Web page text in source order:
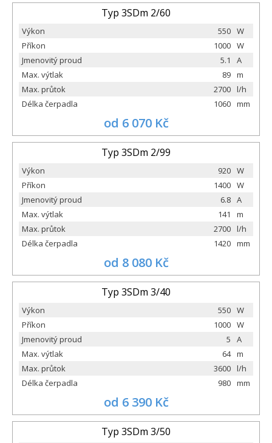
Typ 3SDm 2/60
Výkon 550 W
Příkon
1000 W
Jmenovitý proud
5.1
A
Max. výtlak
89 m
Max. průtok
2700 l/h
Délka čerpadla
1060 mm
od 6 070 Kč
Typ 3SDm 2/99
Výkon 920 W
Příkon
1400 W
Jmenovitý proud
6.8 A
Max. výtlak
141
m
Max. průtok
2700 l/h
Délka čerpadla
1420 mm
od 8 080 Kč
Typ 3SDm 3/40
Výkon 550 W
Příkon
1000 W
Jmenovitý proud
5
A
Max. výtlak
64 m
Max. průtok
3600 l/h
Délka čerpadla
980 mm
od 6 390 Kč
Typ 3SDm 3/50